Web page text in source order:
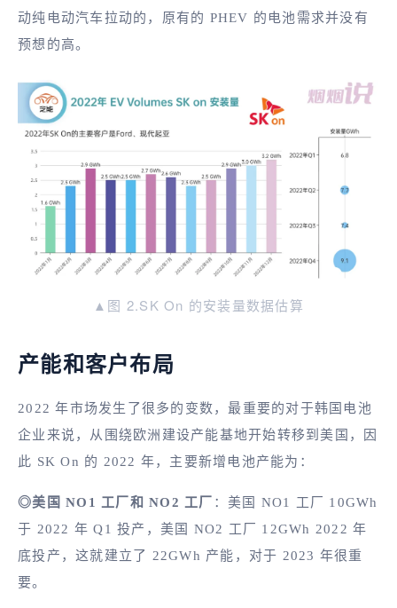
动纯电动汽车拉动的，原有的 PHEV 的电池需求并没有
预想的高。
▲图 2.SK On 的安装量数据估算
产能和客户布局
2022 年市场发生了很多的变数，最重要的对于韩国电池
企业来说，从围绕欧洲建设产能基地开始转移到美国，因
此 SK On 的 2022 年，主要新增电池产能为：
◎美国 NO1 工厂和 NO2 工厂 ：美国 NO1 工厂 10GWh
于 2022 年 Q1 投产，美国 NO2 工厂 12GWh 2022 年
底投产，这就建立了 22GWh 产能，对于 2023 年很重
要。